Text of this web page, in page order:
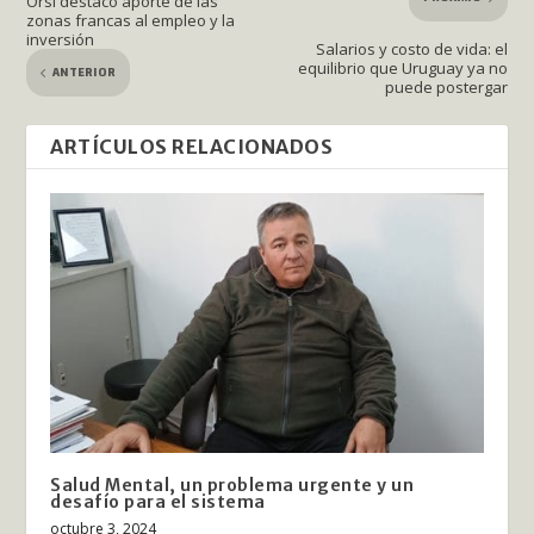
zonas francas al empleo y la
inversión
ANTERIOR
Salarios y costo de vida: el
equilibrio que Uruguay ya no
puede postergar
ARTÍCULOS RELACIONADOS
Salud Mental, un problema urgente y un
desafío para el sistema
octubre 3, 2024